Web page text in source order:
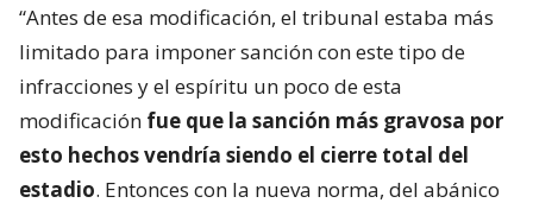
“Antes de esa modificación, el tribunal estaba más
limitado para imponer sanción con este tipo de
infracciones y el espíritu un poco de esta
modificación fue que la sanción más gravosa por
esto hechos vendría siendo el cierre total del
estadio. Entonces con la nueva norma, del abánico